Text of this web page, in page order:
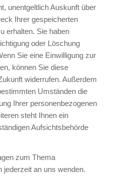
unentgeltlich Auskunft über
Ihrer gespeicherten
erhalten. Sie haben
oder Löschung
Sie eine Einwilligung zur
können Sie diese
widerrufen. Außerdem
Umständen die
Ihrer personenbezogenen
steht Ihnen ein
Aufsichtsbehörde
zum Thema
jederzeit an uns wenden.